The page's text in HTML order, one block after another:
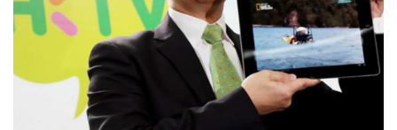
Enterprise Digital Transformation